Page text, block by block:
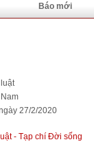
Báo mới
27/2/2020
- Tạp chí Đời sống